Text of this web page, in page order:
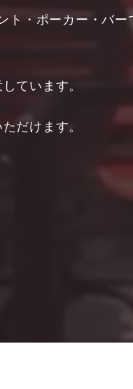
ト・ポーカー・バー
ています。
だけます。